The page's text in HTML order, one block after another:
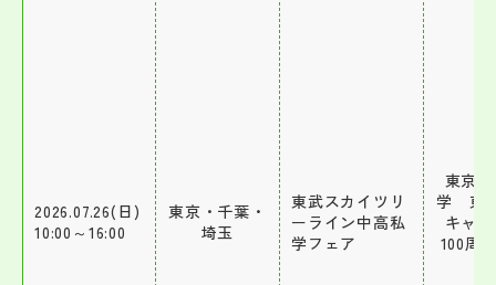
2026.07.26(日)
10:00～16:00
東京・千葉・
埼玉
東武スカイツリ
ーライン中高私
学フェア
東京
学 東
キャ
100周